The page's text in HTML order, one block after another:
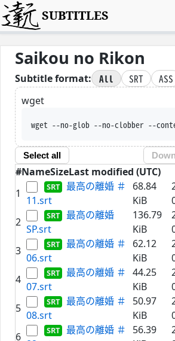
SUBTITLES
Saikou no Rikon
Subtitle format: All SRT
ASS
wget
wget --no-glob --no-clobber --content-
Select all
#NameSizeLast modified (UTC)
1
最高の離婚 ＃
11.srt
68.84
KiB
2
最高の離婚
SP.srt
136.79
KiB
3
最高の離婚 ＃
06.srt
62.12
KiB
4
最高の離婚 ＃
07.srt
44.25
KiB
5
最高の離婚 ＃
08.srt
50.97
KiB
6
最高の離婚 ＃
56.39